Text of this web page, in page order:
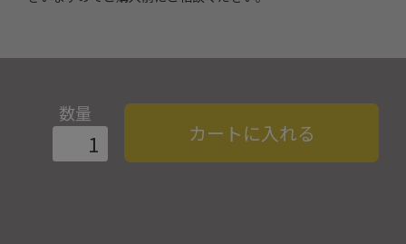
数量
カートに入れる